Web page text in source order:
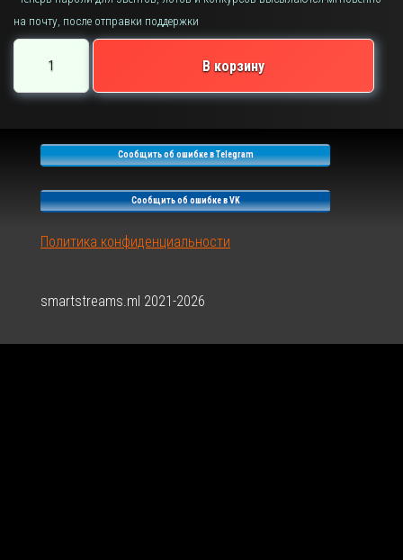
на почту, после отправки поддержки
товара
st-
В корзину
Сообщить об ошибке в Telegram
Сообщить об ошибке в VK
Политика конфиденциальности
smartstreams.ml 2021-2026